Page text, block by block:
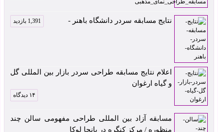
نتایج مسابقه سردر دانشگاه باهنر - 1,391 بازدید
اعلام نتایج مسابقه طراحی سردر بازار بین المللی گل
و گیاه ارغوان
۱۴ دیدگاه
مسابقه آزاد بین المللی طراحی مفهومی سالن چند
منظوره / مرکز کنگره در بانجا لوکا